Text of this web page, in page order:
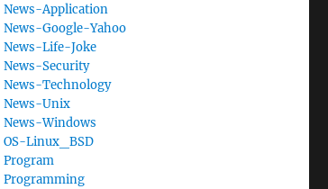
News-Application
News-Google-Yahoo
News-Life-Joke
News-Security
News-Technology
News-Unix
News-Windows
OS-Linux_BSD
Program
Programming